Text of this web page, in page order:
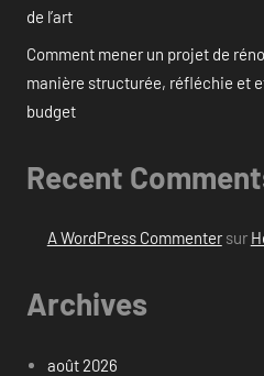
de l’art
Comment mener un projet de
manière structurée, réfléchie et
budget
Recent
A WordPress Commentersur
Archives
août 2026